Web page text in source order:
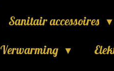
Sanitair accessoires
Verwarming